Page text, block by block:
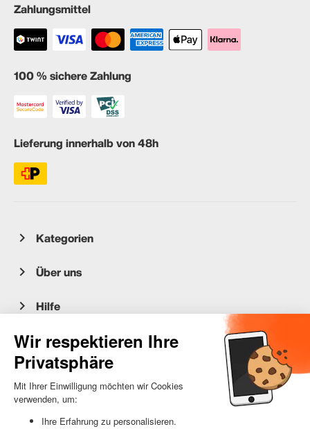
Zahlungsmittel
100 % sichere Zahlung
Lieferung innerhalb von 48h
Kategorien
Über uns
Hilfe
Kundenservice
occasion.migros.mobile@recommerce.com
Montag-Freitag 08:00-17:00